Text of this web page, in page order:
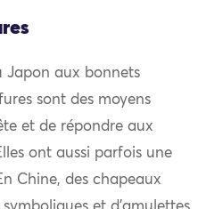
Japon aux bonnets
sont des moyens
et de répondre aux
ont aussi parfois une
Chine, des chapeaux